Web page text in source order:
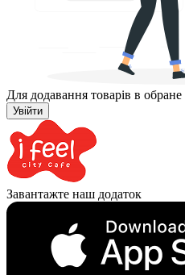
Для додавання товарів в
Увійти
Завантажте наш додаток